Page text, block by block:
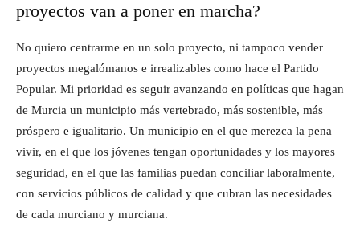
proyectos van a poner en marcha?
No quiero centrarme en un solo proyecto, ni tampoco vender
proyectos megalómanos e irrealizables como hace el Partido
Popular. Mi prioridad es seguir avanzando en políticas que hagan
de Murcia un municipio más vertebrado, más sostenible, más
próspero e igualitario. Un municipio en el que merezca la pena
vivir, en el que los jóvenes tengan oportunidades y los mayores
seguridad, en el que las familias puedan conciliar laboralmente,
con servicios públicos de calidad y que cubran las necesidades
de cada murciano y murciana.